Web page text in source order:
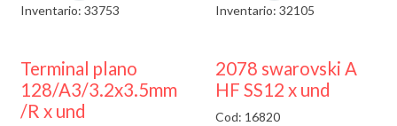
Inventario: 33753 Inventario: 32105
Terminal plano
128/A3/3.2x3.5mm
/R x und
2078 swarovski A
HF SS12 x und
Cod: 16820